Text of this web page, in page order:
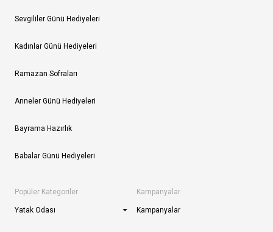
Sevgililer Günü Hediyeleri
Kadınlar Günü Hediyeleri
Ramazan Sofraları
Anneler Günü Hediyeleri
Bayrama Hazırlık
Babalar Günü Hediyeleri
Popüler Kategoriler
Yatak Odası
Kampanyalar
Kampanyalar